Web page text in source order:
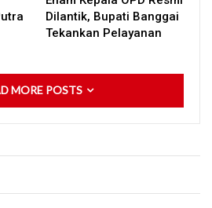
Dilantik, Bupati Banggai
Tekankan Pelayanan
MORE POSTS